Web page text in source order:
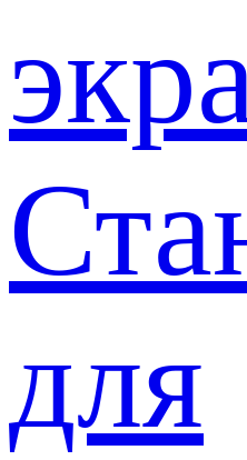
для